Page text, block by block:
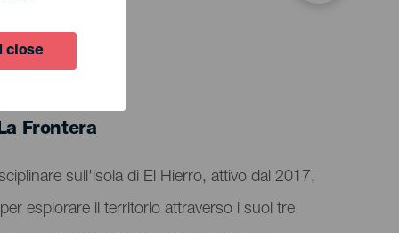
close
Frontera
sull'isola di El Hierro, attivo dal 2017,
esplorare il territorio attraverso i suoi tre